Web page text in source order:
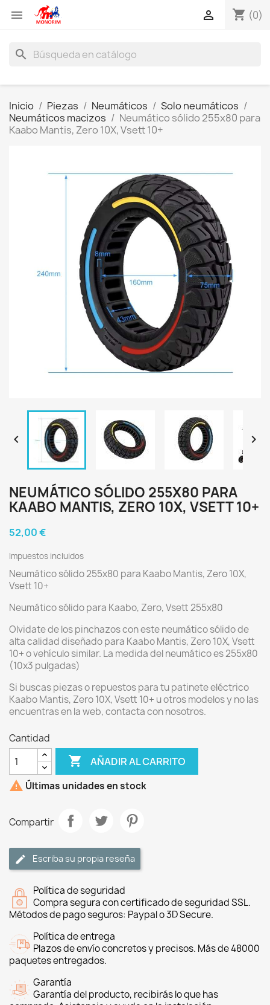
 shopping_cart (0)

search
Inicio Piezas Neumáticos
Solo neumáticos
Neumáticos macizos
Neumático sólido 255x80 para
Kaabo Mantis, Zero 10X, Vsett 10+
 
NEUMÁTICO SÓLIDO 255X80 PARA
KAABO MANTIS, ZERO 10X, VSETT 10+
52,00 €
Impuestos incluidos
Neumático sólido 255x80 para Kaabo Mantis, Zero 10X,
Vsett 10+
Neumático sólido para Kaabo, Zero, Vsett 255x80
Olvidate de los pinchazos con este neumático sólido de
alta calidad diseñado para Kaabo Mantis, Zero 10X, Vsett
10+ o vehículo similar. La medida del neumático es 255x80
(10x3 pulgadas)
Si buscas piezas o repuestos para tu patinete eléctrico
Kaabo Mantis, Zero 10X, Vsett 10+ u otros modelos y no las
encuentras en la web, contacta con nosotros.
Cantidad
 AÑADIR AL CARRITO
 Últimas unidades en stock
Compartir
Escriba su propia reseña
Política de seguridad
Compra segura con certificado de seguridad SSL.
Métodos de pago seguros: Paypal o 3D Secure.
Política de entrega
Plazos de envío concretos y precisos. Más de 48000
paquetes entregados.
Garantía
Garantía del producto, recibirás lo que has